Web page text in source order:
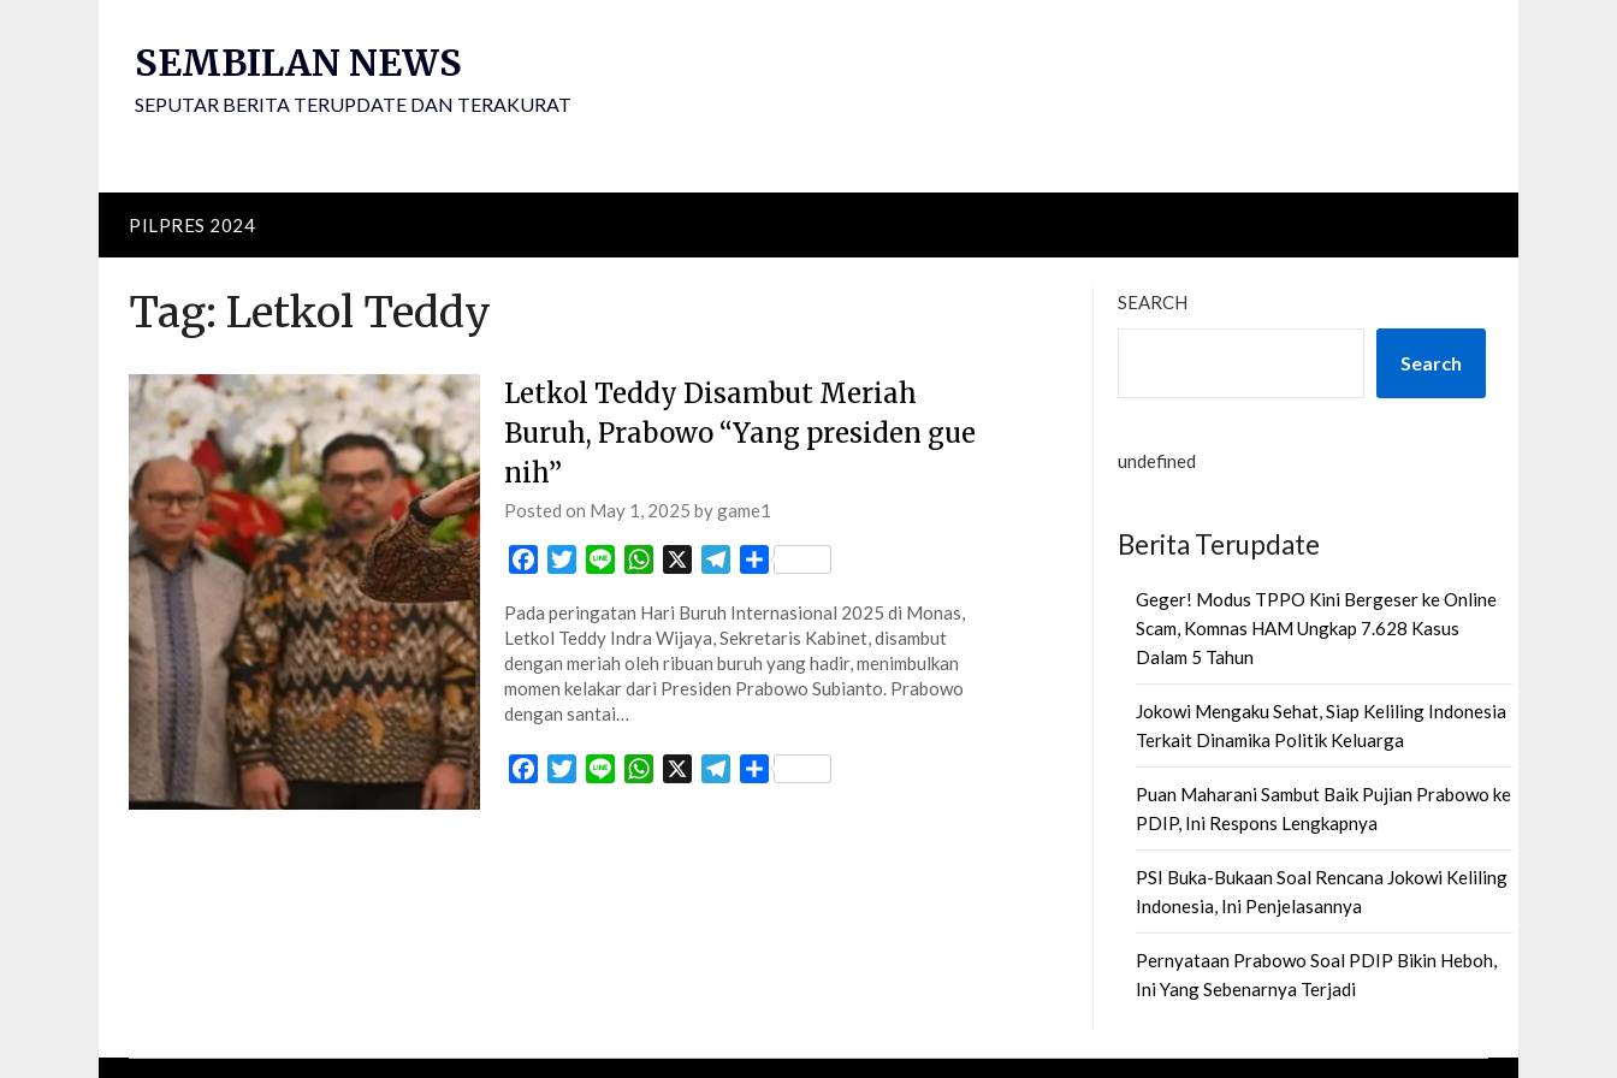
SEMBILAN NEWS
SEPUTAR BERITA TERUPDATE DAN TERAKURAT
PILPRES 2024
Tag: Letkol Teddy
Letkol Teddy Disambut Meriah
Buruh, Prabowo “Yang presiden gue
nih”
Posted on May 1, 2025 bygame1
FacebookTwitterLine WhatsApp Telegram
Share
Pada peringatan Hari Buruh Internasional 2025 di Monas,
Letkol Teddy Indra Wijaya, Sekretaris Kabinet, disambut
dengan meriah oleh ribuan buruh yang hadir, menimbulkan
momen kelakar dari Presiden Prabowo Subianto. Prabowo
dengan santai…
FacebookTwitterLine WhatsApp Telegram
Share
SEARCH
Search
undefined
Berita Terupdate
Geger! Modus TPPO Kini Bergeser ke Online
Scam, Komnas HAM Ungkap 7.628 Kasus
Dalam 5 Tahun
Jokowi Mengaku Sehat, Siap Keliling Indonesia
Terkait Dinamika Politik Keluarga
Puan Maharani Sambut Baik Pujian Prabowo ke
PDIP, Ini Respons Lengkapnya
PSI Buka-Bukaan Soal Rencana Jokowi Keliling
Indonesia, Ini Penjelasannya
Pernyataan Prabowo Soal PDIP Bikin Heboh,
Ini Yang Sebenarnya Terjadi